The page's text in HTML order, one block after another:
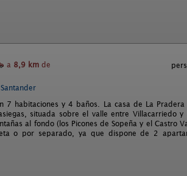
a 8,9 km de
habitaciones y 4 baños. La casa de La Pradera
situada sobre el valle entre Villacarriedo y
al fondo (los Picones de Sopeña y el Castro
o por separado, ya que dispone de 2